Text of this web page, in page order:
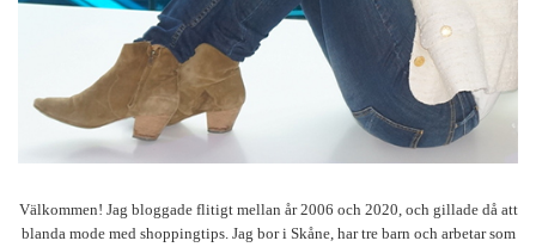
Välkommen! Jag bloggade flitigt mellan år 2006 och 2020, och gillade då att
blanda mode med shoppingtips. Jag bor i Skåne, har tre barn och arbetar som